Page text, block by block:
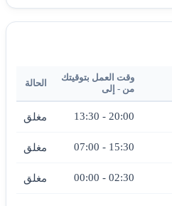
وقت العمل بتوقيتك
من - إلى
الحالة
13:30 - 20:00 مغلق
07:00 - 15:30 مغلق
00:00 - 02:30 مغلق